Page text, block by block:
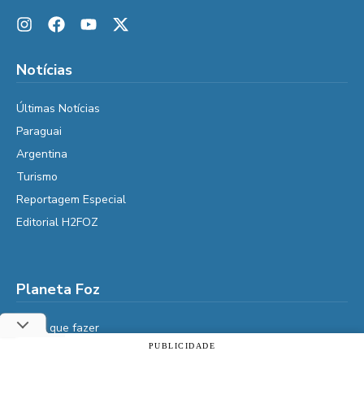
Notícias
Últimas Notícias
Paraguai
Argentina
Turismo
Reportagem Especial
Editorial H2FOZ
Planeta Foz
Foz, o que fazer
PUBLICIDADE